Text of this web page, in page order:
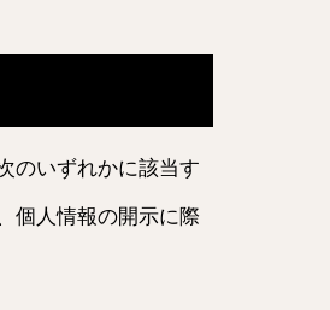
のいずれかに該当す
個人情報の開示に際